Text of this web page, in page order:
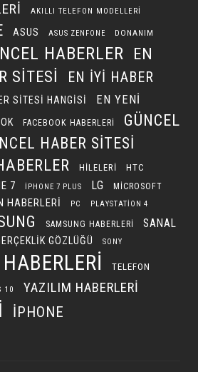
AKILLI TELEFON MODELLERI
ASUS ASUS ZENFONE DONANIM
HABERLER EN
SITESI
EN IYI HABER
SITESI HANGISI
EN YENI
FACEBOOK HABERLERI
GÜNCEL
HABER SITESI
HILELERI HTC
7 IPHONE 7 PLUS LG MICROSOFT
HABERLERI PC PLAYSTATION 4
SAMSUNG HABERLERI
SANAL
GÖZLÜĞÜ SONY
TELEFON
10 YAZILIM HABERLERI
İPHONE